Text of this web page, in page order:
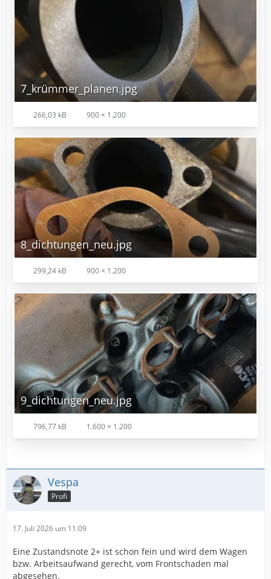
7_krümmer_planen.jpg
266,03 kB 900 × 1.200
8_dichtungen_neu.jpg
299,24 kB 900 × 1.200
9_dichtungen_neu.jpg
796,77 kB 1.600 × 1.200
Vespa
Profi
17. Juli 2026 um 11:09
Eine Zustandsnote 2+ ist schon fein und wird dem Wagen
bzw. Arbeitsaufwand gerecht, vom Frontschaden mal
abgesehen.